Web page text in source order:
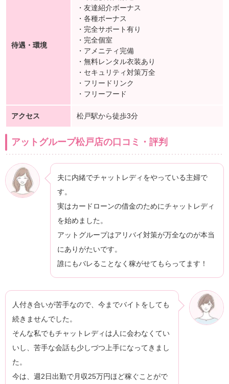
待遇・環境
・友達紹介ボーナス
・各種ボーナス
・完全サポート有り
・完全個室
・アメニティ完備
・無料レンタル衣装あり
・セキュリティ対策万全
・フリードリンク
・フリーフード
アクセス 松戸駅から徒歩3分
アットグループ松戸店の口コミ・評判
夫に内緒でチャットレディをやっている主婦で
す。
実はカードローンの借金のためにチャットレディ
を始めました。
アットグループはアリバイ対策が万全なのが本当
にありがたいです。
誰にもバレることなく稼がせてもらってます！
人付き合いが苦手なので、今までバイトをしても
続きませんでした。
そんな私でもチャットレディは人に会わなくてい
いし、苦手な会話も少しづつ上手になってきまし
た。
今は、週2日出勤で月収25万円ほど稼ぐことがで